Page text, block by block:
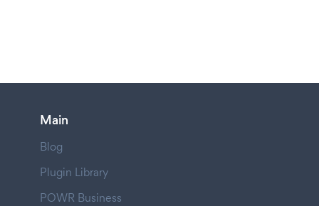
Main
Blog
Plugin Library
POWR Business